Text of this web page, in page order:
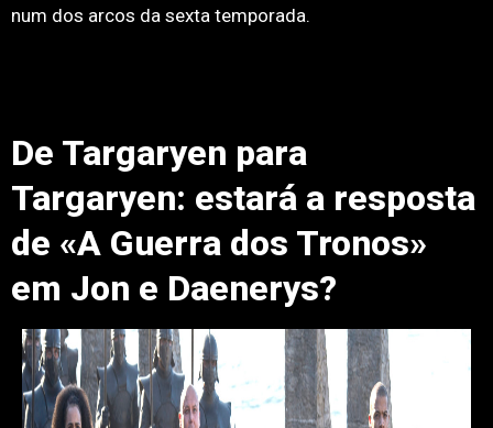
num dos arcos da sexta temporada.
De Targaryen para
Targaryen: estará a resposta
de «A Guerra dos Tronos»
em Jon e Daenerys?